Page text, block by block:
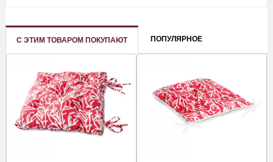
С ЭТИМ ТОВАРОМ ПОКУПАЮТ ПОПУЛЯРНОЕ